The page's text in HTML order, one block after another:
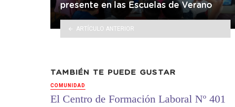
presente en las Escuelas de Verano
ARTÍCULO ANTERIOR
TAMBIÉN TE PUEDE GUSTAR
COMUNIDAD
El Centro de Formación Laboral Nº 401